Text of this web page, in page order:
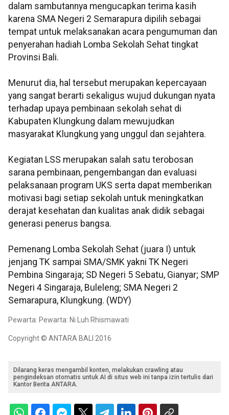
dalam sambutannya mengucapkan terima kasih
karena SMA Negeri 2 Semarapura dipilih sebagai
tempat untuk melaksanakan acara pengumuman dan
penyerahan hadiah Lomba Sekolah Sehat tingkat
Provinsi Bali.
Menurut dia, hal tersebut merupakan kepercayaan
yang sangat berarti sekaligus wujud dukungan nyata
terhadap upaya pembinaan sekolah sehat di
Kabupaten Klungkung dalam mewujudkan
masyarakat Klungkung yang unggul dan sejahtera.
Kegiatan LSS merupakan salah satu terobosan
sarana pembinaan, pengembangan dan evaluasi
pelaksanaan program UKS serta dapat memberikan
motivasi bagi setiap sekolah untuk meningkatkan
derajat kesehatan dan kualitas anak didik sebagai
generasi penerus bangsa.
Pemenang Lomba Sekolah Sehat (juara I) untuk
jenjang TK sampai SMA/SMK yakni TK Negeri
Pembina Singaraja; SD Negeri 5 Sebatu, Gianyar; SMP
Negeri 4 Singaraja, Buleleng; SMA Negeri 2
Semarapura, Klungkung. (WDY)
Pewarta: Pewarta: Ni Luh Rhismawati
Copyright © ANTARA BALI 2016
Dilarang keras mengambil konten, melakukan crawling atau
pengindeksan otomatis untuk AI di situs web ini tanpa izin tertulis dari
Kantor Berita ANTARA.